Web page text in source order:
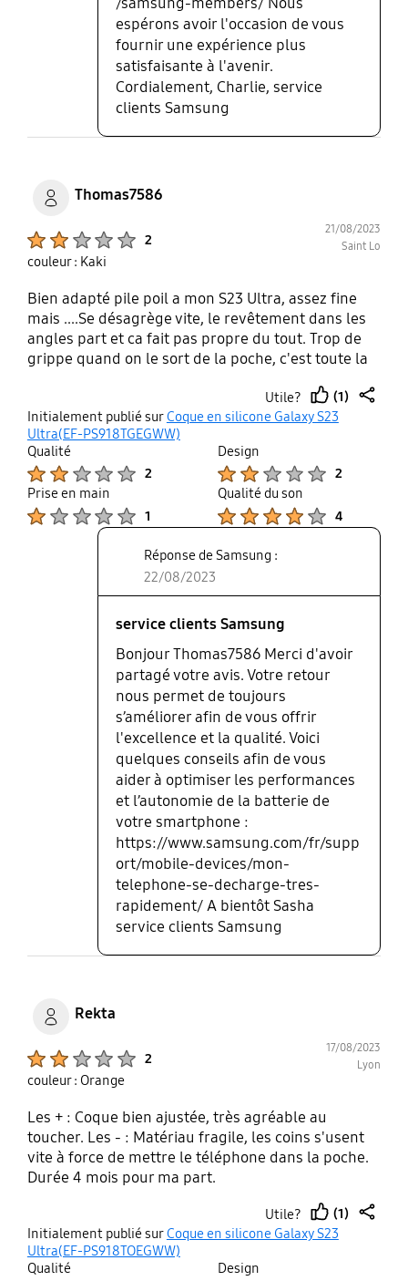
espérons avoir l'occasion de vous
fournir une expérience plus
satisfaisante à l'avenir.
Cordialement, Charlie, service
clients Samsung
Thomas7586
2
21/08/2023
Saint Lo
couleur : Kaki
Bien adapté pile poil a mon S23 Ultra, assez fine
mais ....Se désagrège vite, le revêtement dans les
angles part et ca fait pas propre du tout. Trop de
grippe quand on le sort de la poche, c'est toute la
Utile?
thumb
(1)
Initialement publié surCoque en silicone Galaxy S23
Ultra(EF-PS918TGEGWW)
Qualité
2
Design
2
Prise en main
1
Qualité du son
4
Réponse de Samsung :
22/08/2023
service clients Samsung
Bonjour Thomas7586 Merci d'avoir
partagé votre avis. Votre retour
nous permet de toujours
s’améliorer afin de vous offrir
l'excellence et la qualité. Voici
quelques conseils afin de vous
aider à optimiser les performances
et l’autonomie de la batterie de
votre smartphone :
https://www.samsung.com/fr/supp
ort/mobile-devices/mon-
telephone-se-decharge-tres-
rapidement/ A bientôt Sasha
service clients Samsung
Rekta
2
17/08/2023
Lyon
couleur : Orange
Les + : Coque bien ajustée, très agréable au
toucher. Les - : Matériau fragile, les coins s'usent
vite à force de mettre le téléphone dans la poche.
Durée 4 mois pour ma part.
Utile?
thumb
(1)
Initialement publié surCoque en silicone Galaxy S23
Ultra(EF-PS918TOEGWW)
Qualité
Design